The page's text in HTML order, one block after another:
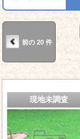
前の 20 件
現地未調査